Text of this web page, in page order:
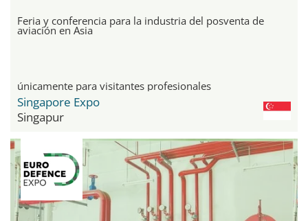
Feria y conferencia para la industria del posventa de
aviación en Asia
únicamente para visitantes profesionales
Singapore Expo
Singapur